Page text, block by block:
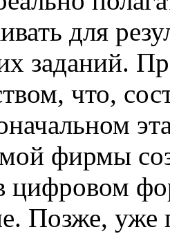
для
заданий.
что,
фирмы
цифровом
Позже,